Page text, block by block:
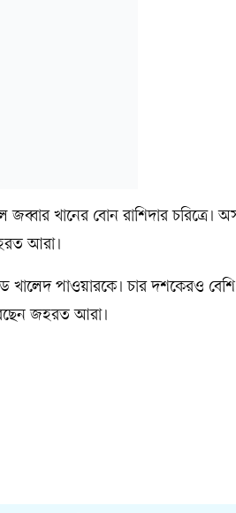
খানের বোন রাশিদার চরিত্রে।
আরা।
খালেদ পাওয়ারকে। চার দশকেরও
জহরত আরা।